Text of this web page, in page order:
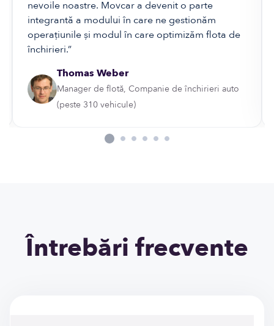
nevoile noastre. Movcar a devenit o parte
integrantă a modului în care ne gestionăm
operațiunile și modul în care optimizăm flota de
închirieri.”
Thomas Weber
Manager de flotă, Companie de închirieri auto
(peste 310 vehicule)
Întrebări frecvente